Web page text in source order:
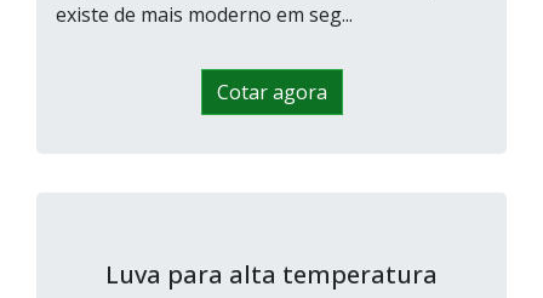
existe de mais moderno em seg...
Cotar agora
Luva para alta temperatura